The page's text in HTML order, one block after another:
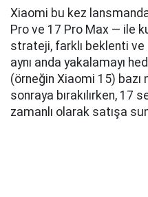
Xiaomi bu kez
Pro ve 17 Pro Max — ile
strateji, farklı beklenti ve
aynı anda yakalamayı
(örneğin Xiaomi 15)
sonraya bırakılırken,
zamanlı olarak satışa